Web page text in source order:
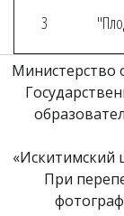
3
Министерство
«Искитимский
При